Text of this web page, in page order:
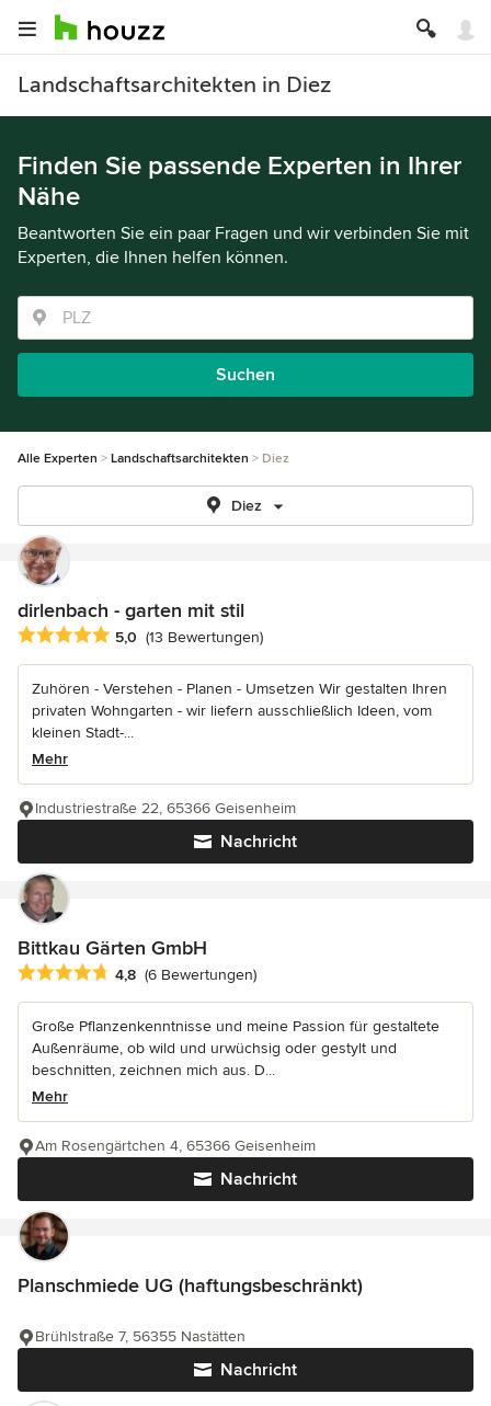
Landschaftsarchitekten in Diez
Finden Sie passende Experten in Ihrer
Nähe
Beantworten Sie ein paar Fragen und wir verbinden Sie mit
Experten, die Ihnen helfen können.
Suchen
Alle Experten Landschaftsarchitekten Diez
Diez
dirlenbach - garten mit stil
Durchschnittliche Bewertung: 5 von 5 Sternen
5,0 (13 Bewertungen)
Zuhören - Verstehen - Planen - Umsetzen Wir gestalten Ihren
privaten Wohngarten - wir liefern ausschließlich Ideen, vom
kleinen Stadt-...
Mehr
Nachricht
Industriestraße 22, 65366 Geisenheim
Bittkau Gärten GmbH
Durchschnittliche Bewertung: 4.8 von 5 Sternen
4,8 (6 Bewertungen)
Große Pflanzenkenntnisse und meine Passion für gestaltete
Außenräume, ob wild und urwüchsig oder gestylt und
beschnitten, zeichnen mich aus. D...
Mehr
Nachricht
Am Rosengärtchen 4, 65366 Geisenheim
Planschmiede UG (haftungsbeschränkt)
Nachricht
Brühlstraße 7, 56355 Nastätten